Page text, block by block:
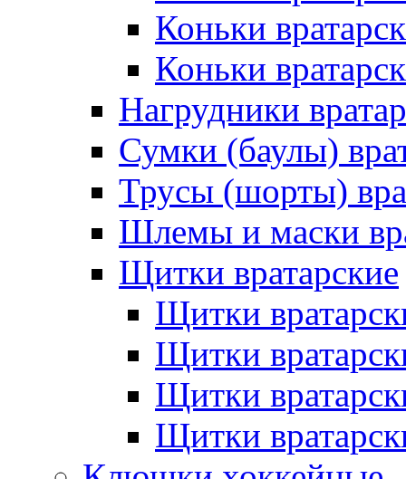
Коньки
Коньки
Нагрудники
Сумки (баулы)
Трусы (шорты)
Шлемы и маски
Щитки вратарские
Щитки
Щитки
Щитки
Щитки